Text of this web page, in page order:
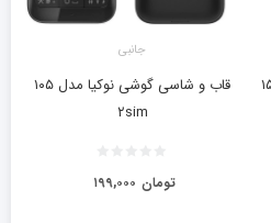
مدل ۱۵۰
جانبی
قاب و شاسی گوشی نوکیا مدل ۱۰۵
۲sim
۱۹۹,۰۰۰ تومان